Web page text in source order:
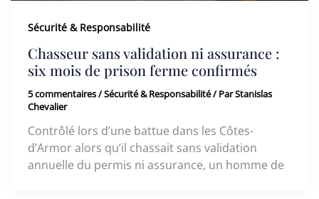
Sécurité & Responsabilité
Chasseur sans validation ni assurance :
six mois de prison ferme confirmés
5 commentaires/Sécurité & Responsabilité/ ParStanislas
Chevalier
Contrôlé lors d’une battue dans les Côtes-
d’Armor alors qu’il chassait sans validation
annuelle du permis ni assurance, un homme de